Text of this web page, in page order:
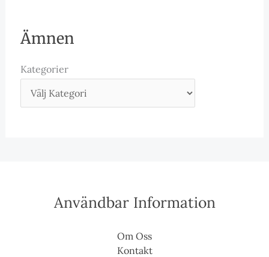
Ämnen
Kategorier
Användbar Information
Om Oss
Kontakt